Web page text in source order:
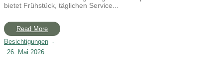
bietet Frühstück, täglichen Service...
Read More
Besichtigungen -
26. Mai 2026